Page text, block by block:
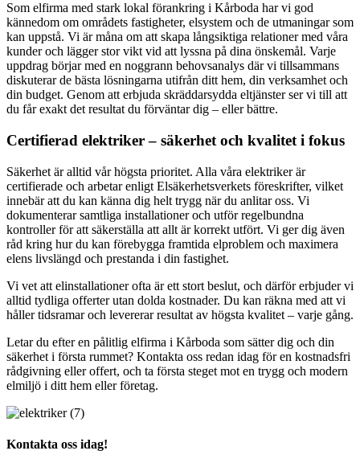
Som elfirma med stark lokal förankring i Kårboda har vi god
kännedom om områdets fastigheter, elsystem och de utmaningar som
kan uppstå. Vi är måna om att skapa långsiktiga relationer med våra
kunder och lägger stor vikt vid att lyssna på dina önskemål. Varje
uppdrag börjar med en noggrann behovsanalys där vi tillsammans
diskuterar de bästa lösningarna utifrån ditt hem, din verksamhet och
din budget. Genom att erbjuda skräddarsydda eltjänster ser vi till att
du får exakt det resultat du förväntar dig – eller bättre.
Certifierad elektriker – säkerhet och kvalitet i fokus
Säkerhet är alltid vår högsta prioritet. Alla våra elektriker är
certifierade och arbetar enligt Elsäkerhetsverkets föreskrifter, vilket
innebär att du kan känna dig helt trygg när du anlitar oss. Vi
dokumenterar samtliga installationer och utför regelbundna
kontroller för att säkerställa att allt är korrekt utfört. Vi ger dig även
råd kring hur du kan förebygga framtida elproblem och maximera
elens livslängd och prestanda i din fastighet.
Vi vet att elinstallationer ofta är ett stort beslut, och därför erbjuder vi
alltid tydliga offerter utan dolda kostnader. Du kan räkna med att vi
håller tidsramar och levererar resultat av högsta kvalitet – varje gång.
Letar du efter en pålitlig elfirma i Kårboda som sätter dig och din
säkerhet i första rummet? Kontakta oss redan idag för en kostnadsfri
rådgivning eller offert, och ta första steget mot en trygg och modern
elmiljö i ditt hem eller företag.
Kontakta oss idag!